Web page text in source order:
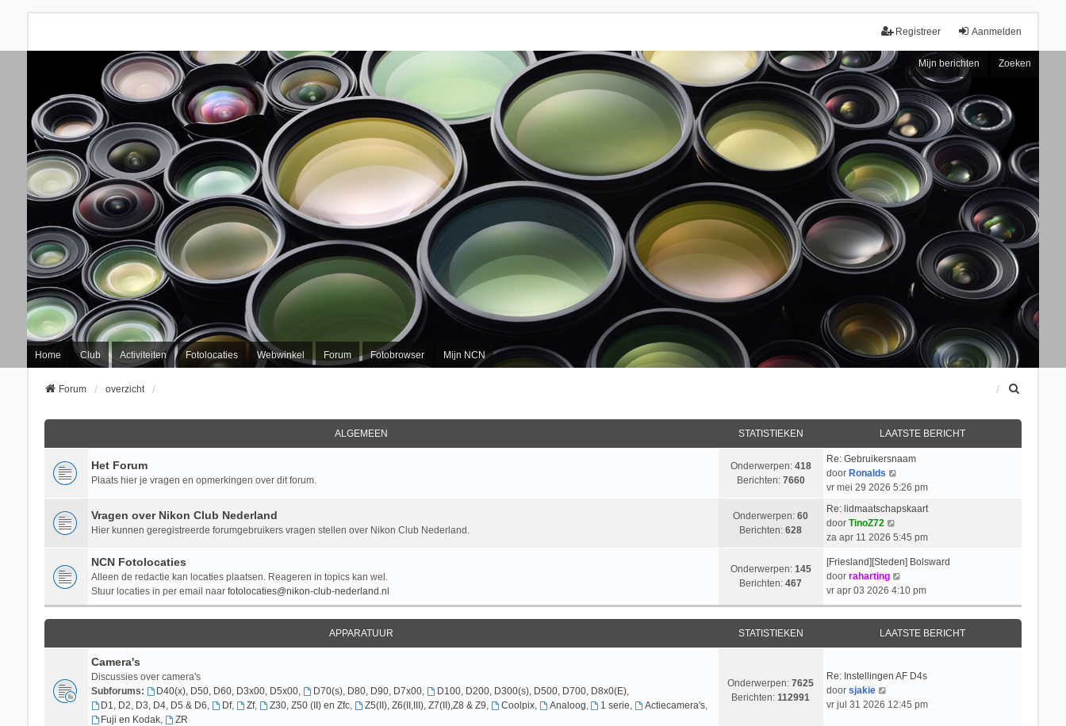
Aanmelden
Registreer
Mijn berichten Zoeken
Home Club Activiteiten Fotolocaties Webwinkel Forum Fotobrowser Mijn NCN
Forum overzicht
ALGEMEEN STATISTIEKEN LAATSTE BERICHT
Het Forum
Plaats hier je vragen en opmerkingen over dit forum.
Onderwerpen: 418
Berichten: 7660
Re: Gebruikersnaam
door Ronalds
e
i
k
l
a
a
t
e
i
vr mei 29 2026 5:26 pm
Vragen over Nikon Club Nederland
Hier kunnen geregistreerde forumgebruikers vragen stellen over Nikon Club Nederland.
Onderwerpen:60
Berichten:628
Re: lidmaatschapskaart
door TinoZ72
e
i
j
k
l
a
a
t
t
b
za apr 11 2026 5:45 pm
NCN Fotolocaties
Alleen de redactie kan locaties plaatsen. Reageren in topics kan wel.
Stuur locaties in per email naar fotolocaties@nikon-club-nederland.nl
Onderwerpen: 145
Berichten:467
[Friesland][Steden] Bolsward
door raharting
e
k
i
j
k
a
t
vr apr 03 2026 4:10 pm
APPARATUUR STATISTIEKEN LAATSTE BERICHT
Camera's
Discussies over camera's
Subforums:
D40(x), D50, D60, D3x00, D5x00, D70(s), D80, D90, D7x00, D100, D200, D300(s), D500, D700, D8x0(E),
D1, D2, D3, D4, D5 & D6, Df, Zf, Z30, Z50 (II) en Zfc, Z5(II), Z6(II,III), Z7(II),Z8 & Z9, Coolpix, Analoog, 1 serie, Actiecamera's,
Fuji en Kodak, ZR
Onderwerpen:7625
Berichten:112991
Re: Instellingen AF D4s
door sjakie
e
vr jul 31 2026 12:45 pm